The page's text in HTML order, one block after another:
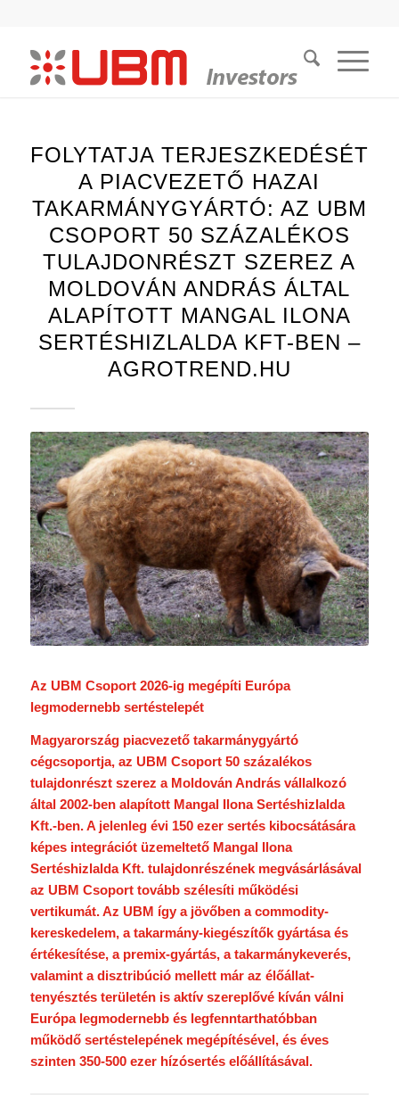
FOLYTATJA TERJESZKEDÉSÉT
A PIACVEZETŐ HAZAI
TAKARMÁNYGYÁRTÓ: AZ UBM
CSOPORT 50 SZÁZALÉKOS
TULAJDONRÉSZT SZEREZ A
MOLDOVÁN ANDRÁS ÁLTAL
ALAPÍTOTT MANGAL ILONA
SERTÉSHIZLALDA KFT-BEN –
AGROTREND.HU
Az UBM Csoport 2026-ig megépíti Európa
legmodernebb sertéstelepét
Magyarország piacvezető takarmánygyártó
cégcsoportja, az UBM Csoport 50 százalékos
tulajdonrészt szerez a Moldován András vállalkozó
által 2002-ben alapított Mangal Ilona Sertéshizlalda
Kft.-ben. A jelenleg évi 150 ezer sertés kibocsátására
képes integrációt üzemeltető Mangal Ilona
Sertéshizlalda Kft. tulajdonrészének megvásárlásával
az UBM Csoport tovább szélesíti működési
vertikumát. Az UBM így a jövőben a commodity-
kereskedelem, a takarmány-kiegészítők gyártása és
értékesítése, a premix-gyártás, a takarmánykeverés,
valamint a disztribúció mellett már az élőállat-
tenyésztés területén is aktív szereplővé kíván válni
Európa legmodernebb és legfenntarthatóbban
működő sertéstelepének megépítésével, és éves
szinten 350-500 ezer hízósertés előállításával.